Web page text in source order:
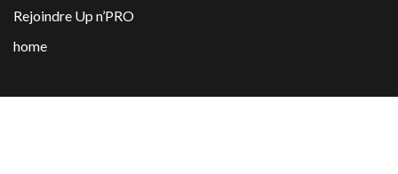
Rejoindre Up n’PRO
home